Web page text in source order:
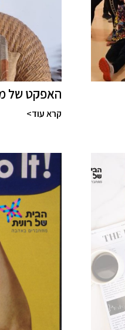
האפקט של
קרא עוד>